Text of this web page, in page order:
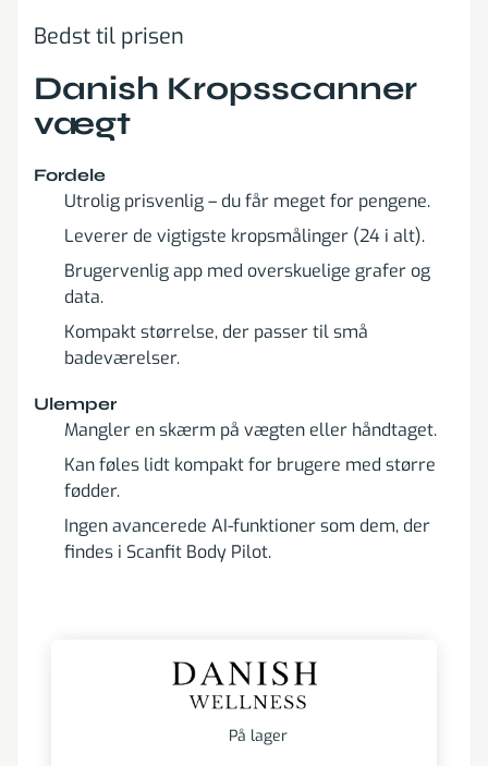
Bedst til prisen
Danish Kropsscanner
vægt
Fordele
Utrolig prisvenlig – du får meget for pengene.
Leverer de vigtigste kropsmålinger (24 i alt).
Brugervenlig app med overskuelige grafer og
data.
Kompakt størrelse, der passer til små
badeværelser.
Ulemper
Mangler en skærm på vægten eller håndtaget.
Kan føles lidt kompakt for brugere med større
fødder.
Ingen avancerede AI-funktioner som dem, der
findes i Scanfit Body Pilot.
På lager